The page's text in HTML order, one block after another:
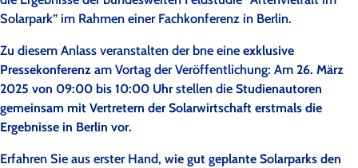
Solarpark” im Rahmen einer Fachkonferenz in Berlin.
Zu diesem Anlass veranstalten der bne eine exklusive
Pressekonferenz am Vortag der Veröffentlichung: Am 26. März
2025 von 09:00 bis 10:00 Uhrstellen die Studienautoren
gemeinsam mit Vertretern der Solarwirtschaft erstmals die
Ergebnisse in Berlin vor.
Erfahren Sie aus erster Hand, wie gut geplante Solarparks den